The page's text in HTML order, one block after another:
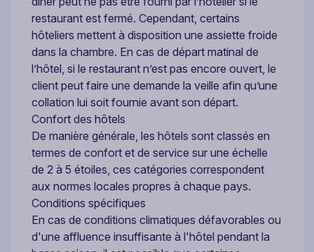
restaurant est fermé. Cependant, certains
hôteliers mettent à disposition une assiette froide
dans la chambre. En cas de départ matinal de
l’hôtel, si le restaurant n’est pas encore ouvert, le
client peut faire une demande la veille afin qu’une
collation lui soit fournie avant son départ.
Confort des hôtels
De manière générale, les hôtels sont classés en
termes de confort et de service sur une échelle
de 2 à 5 étoiles, ces catégories correspondent
aux normes locales propres à chaque pays.
Conditions spécifiques
En cas de conditions climatiques défavorables ou
d'une affluence insuffisante à l'hôtel pendant la